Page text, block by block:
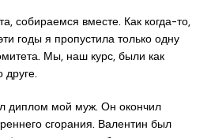
собираемся вместе. Как когда-то,
годы я пропустила только одну
Мы, наш курс, были как
друге.
диплом мой муж. Он окончил
сгорания. Валентин был